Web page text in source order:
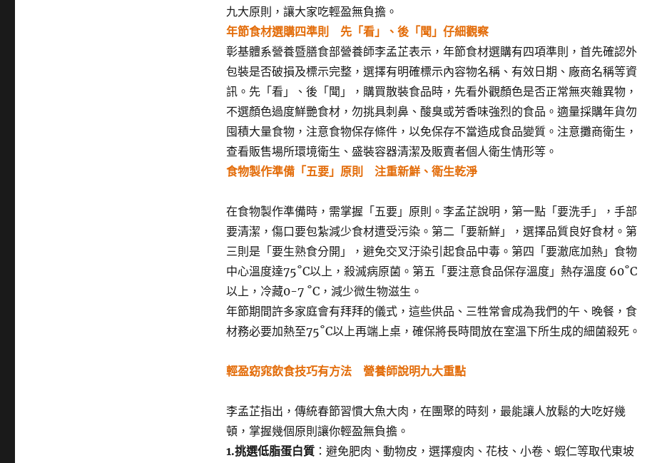
九大原則，讓大家吃輕盈無負擔。
年節食材選購四準則 先「看」、後「聞」仔細觀察
彰基體系營養暨膳食部營養師李孟芷表示，年節食材選購有四項準則，首先確認外
包裝是否破損及標示完整，選擇有明確標示內容物名稱、有效日期、廠商名稱等資
訊。先「看」、後「聞」，購買散裝食品時，先看外觀顏色是否正常無夾雜異物，
不選顏色過度鮮艷食材，勿挑具刺鼻、酸臭或芳香味強烈的食品。適量採購年貨勿
囤積大量食物，注意食物保存條件，以免保存不當造成食品變質。注意攤商衛生，
查看販售場所環境衛生、盛裝容器清潔及販賣者個人衛生情形等。
食物製作準備「五要」原則 注重新鮮、衛生乾淨
在食物製作準備時，需掌握「五要」原則。李孟芷說明，第一點「要洗手」，手部
要清潔，傷口要包紮減少食材遭受污染。第二「要新鮮」，選擇品質良好食材。第
三則是「要生熟食分開」，避免交叉汙染引起食品中毒。第四「要澈底加熱」食物
中心溫度達75˚C以上，殺滅病原菌。第五「要注意食品保存溫度」熱存溫度 60˚C
以上，冷藏0-7 ˚C，減少微生物滋生。
年節期間許多家庭會有拜拜的儀式，這些供品、三牲常會成為我們的午、晚餐，食
材務必要加熱至75˚C以上再端上桌，確保將長時間放在室溫下所生成的細菌殺死。
輕盈窈窕飲食技巧有方法 營養師說明九大重點
李孟芷指出，傳統春節習慣大魚大肉，在團聚的時刻，最能讓人放鬆的大吃好幾
頓，掌握幾個原則讓你輕盈無負擔。
1.挑選低脂蛋白質：避免肥肉、動物皮，選擇瘦肉、花枝、小卷、蝦仁等取代東坡